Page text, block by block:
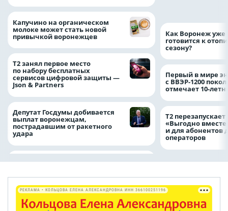
Капучино на органическом
молоке может стать новой
привычкой воронежцев
Т2 занял первое место
по набору бесплатных
сервисов цифровой защиты —
Json & Partners
Депутат Госдумы добивается
выплат воронежцам,
пострадавшим от ракетного
удара
Как Воронеж уже
готовится к
сезону?
Первый в мире
с ВВЭР-1200
отмечает 10-
Т2
«Выгодно
и для абонентов
операторов
РЕКЛАМА • КОЛЬЦОВА ЕЛЕНА АЛЕКСАНДРОВНА ИНН 366100251196